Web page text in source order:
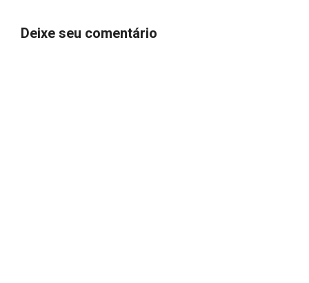
Deixe seu comentário